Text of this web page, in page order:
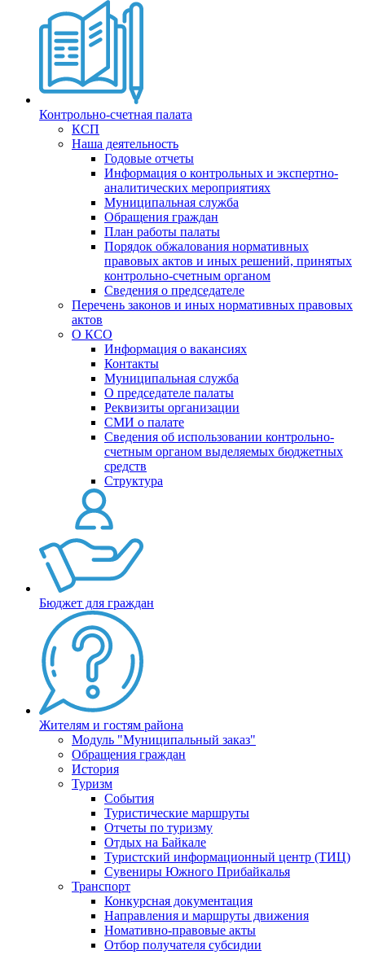
Контрольно-счетная палата
КСП
Наша деятельность
Годовые отчеты
Информация о контрольных и экспертно-
аналитических мероприятиях
Муниципальная служба
Обращения граждан
План работы палаты
Порядок обжалования нормативных
правовых актов и иных решений, принятых
контрольно-счетным органом
Сведения о председателе
Перечень законов и иных нормативных правовых
актов
О КСО
Информация о вакансиях
Контакты
Муниципальная служба
О председателе палаты
Реквизиты организации
СМИ о палате
Сведения об использовании контрольно-
счетным органом выделяемых бюджетных
средств
Структура
Бюджет для граждан
Жителям и гостям района
Модуль "Муниципальный заказ"
Обращения граждан
История
Туризм
События
Туристические маршруты
Отчеты по туризму
Отдых на Байкале
Туристский информационный центр (ТИЦ)
Сувениры Южного Прибайкалья
Транспорт
Конкурсная документация
Направления и маршруты движения
Номативно-правовые акты
Отбор получателя субсидии